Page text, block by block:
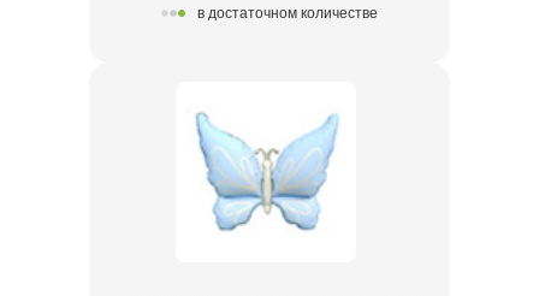
в достаточном количестве